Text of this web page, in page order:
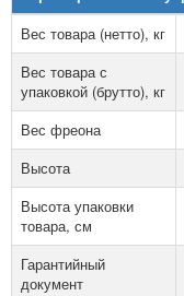
Вес товара (нетто), кг
Вес товара с
упаковкой (брутто), кг
Вес фреона
Высота
Высота упаковки
товара, см
Гарантийный
документ